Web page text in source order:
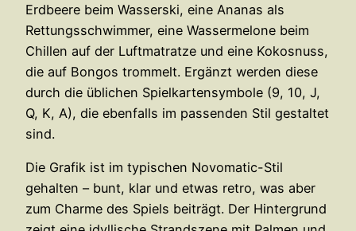
Erdbeere beim Wasserski, eine Ananas als
Rettungsschwimmer, eine Wassermelone beim
Chillen auf der Luftmatratze und eine Kokosnuss,
die auf Bongos trommelt. Ergänzt werden diese
durch die üblichen Spielkartensymbole (9, 10, J,
Q, K, A), die ebenfalls im passenden Stil gestaltet
sind.
Die Grafik ist im typischen Novomatic-Stil
gehalten – bunt, klar und etwas retro, was aber
zum Charme des Spiels beiträgt. Der Hintergrund